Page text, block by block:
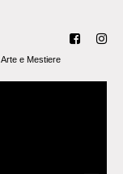
Arte e Mestiere